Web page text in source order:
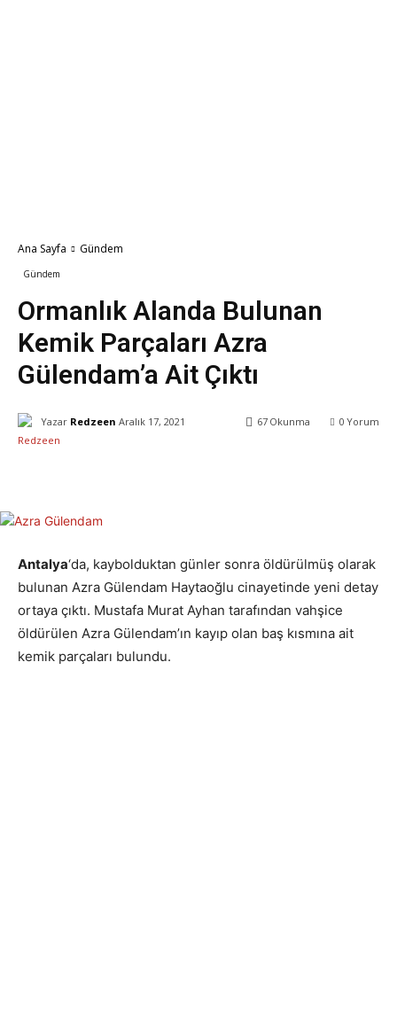
Ana Sayfa Gündem
Gündem
Ormanlık Alanda Bulunan
Kemik Parçaları Azra
Gülendam’a Ait Çıktı
Yazar Redzeen Aralık 17, 2021 0 Yorum
67 Okunma
Antalya‘da, kaybolduktan günler sonra öldürülmüş olarak
bulunan Azra Gülendam Haytaoğlu cinayetinde yeni detay
ortaya çıktı. Mustafa Murat Ayhan tarafından vahşice
öldürülen Azra Gülendam’ın kayıp olan baş kısmına ait
kemik parçaları bulundu.